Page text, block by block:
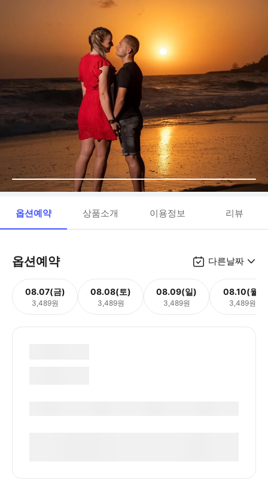
옵션예약 상품소개 이용정보 리뷰
옵션예약 다른날짜
08.07(금)
3,489원
08.08(토)
3,489원
08.09(일)
3,489원
08.10(월)
3,489원